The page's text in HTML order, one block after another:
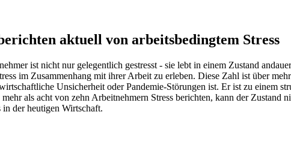
aktuell von arbeitsbedingtem Stress
ist nicht nur gelegentlich gestresst - sie lebt in einem Zustand
im Zusammenhang mit ihrer Arbeit zu erleben. Diese Zahl ist über
Unsicherheit oder Pandemie-Störungen ist. Er ist zu einem
als acht von zehn Arbeitnehmern Stress berichten, kann der
der heutigen Wirtschaft.